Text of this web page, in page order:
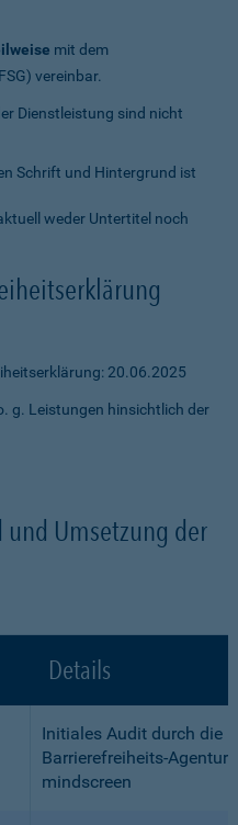
mit dem
vereinbar.
Dienstleistung sind nicht
Schrift und Hintergrund ist
weder Untertitel noch
20.06.2025
g. Leistungen hinsichtlich der
und Umsetzung der
Details
Initiales Audit durch die
Barrierefreiheits-Agentur
mindscreen